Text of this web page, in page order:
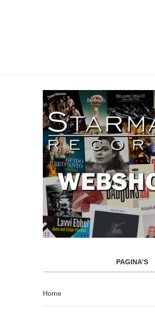
PAGINA’S
Home